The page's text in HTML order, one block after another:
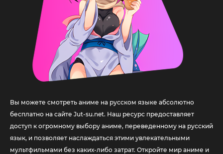
Вы можете смотреть аниме на русском языке абсолютно
бесплатно на сайте Jut-su.net. Наш ресурс предоставляет
доступ к огромному выбору аниме, переведенному на русский
язык, и позволяет наслаждаться этими увлекательными
мультфильмами без каких-либо затрат. Откройте мир аниме и